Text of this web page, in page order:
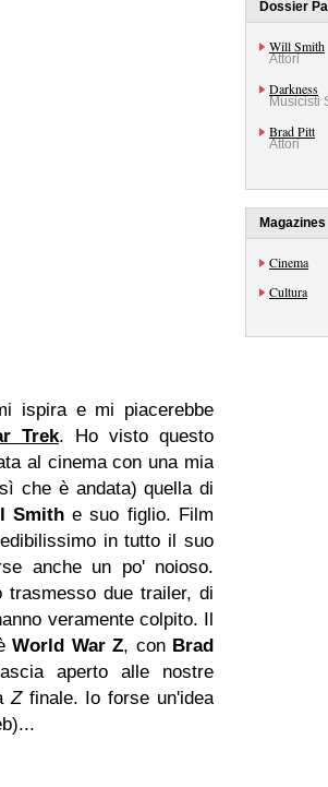
ispira e mi piacerebbe
Trek. Ho visto questo
al cinema con una mia
che è andata) quella di
Smithe suo figlio. Film
in tutto il suo
anche un po' noioso.
trasmesso due trailer, di
veramente colpito. Il
World War Z, con Brad
aperto alle nostre
Zfinale. Io forse un'idea
Dossier
Will Smith
Attori
Darkness
Musicisti
Brad Pitt
Attori
Magazines
Cinema
Cultura